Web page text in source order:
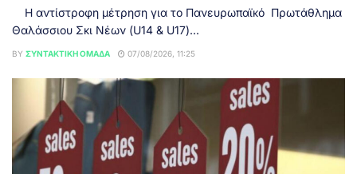
Η αντίστροφη μέτρηση για το Πανευρωπαϊκό Πρωτάθλημα
Θαλάσσιου Σκι Νέων (U14 & U17)...
BY ΣΥΝΤΑΚΤΙΚΉ ΟΜΆΔΑ 07/08/2026, 11:25